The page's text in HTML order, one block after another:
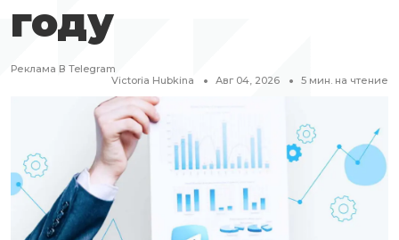
году
Реклама В Telegram
Victoria Hubkina
Авг 04, 2026 5 мин. на чтение